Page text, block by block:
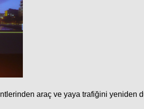
araç ve yaya trafiğini